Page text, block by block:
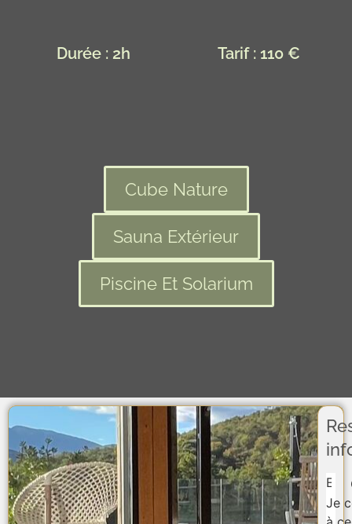
Durée : 2h Tarif : 110 €
Cube Nature
Sauna Extérieur
Piscine Et Solarium
Je